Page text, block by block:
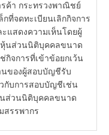
ค้า กระทรวงพาณิชย์
ที่จดทะเบียนเลิกกิจการ
แสดงความเห็นโดยผู้
ส่วนนิติบุคคลขนาด
กิจการที่เข้าข้อยกเว้น
นของผู้สอบบัญชีรับ
กับการสอบบัญชีเช่น
นส่วนนิติบุคคลขนาด
รรพากร